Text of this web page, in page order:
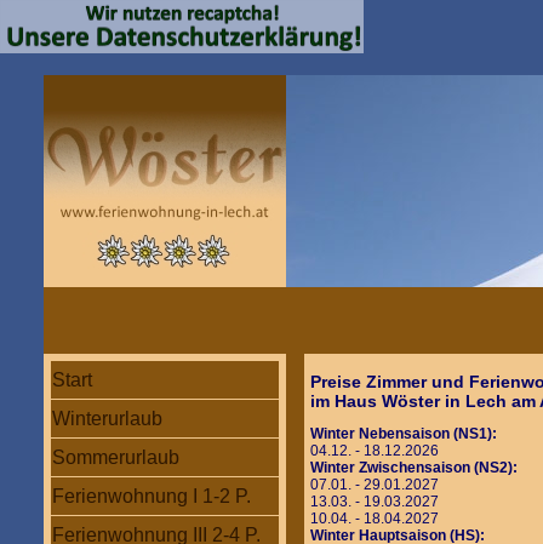
Start
Winterurlaub
Sommerurlaub
Ferienwohnung I 1-2 P.
Ferienwohnung III 2-4 P.
Preise Zimmer und
im Haus Wöster in Lech am
Winter Nebensaison (NS1):
04.12. - 18.12.2026
Winter Zwischensaison (NS2):
07.01. - 29.01.2027
13.03. - 19.03.2027
10.04. - 18.04.2027
Winter Hauptsaison (HS):